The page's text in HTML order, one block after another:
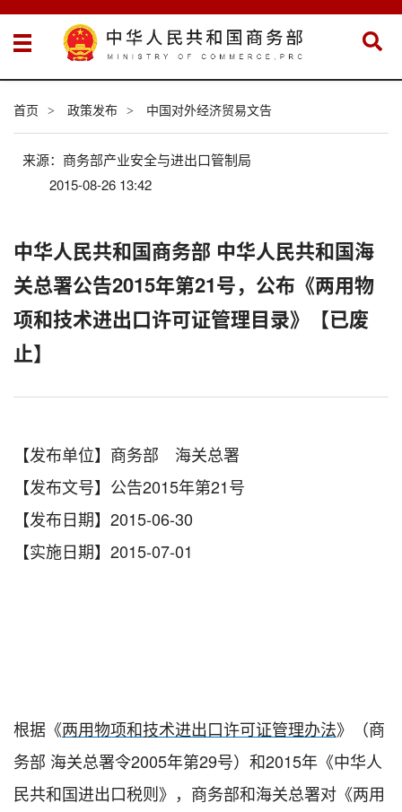
首页 > 政策发布 > 中国对外经济贸易文告
来源：商务部产业安全与进出口管制局
2015-08-26 13:42
中华人民共和国商务部 中华人民共和国海
关总署公告2015年第21号，公布《两用物
项和技术进出口许可证管理目录》【已废
止】
【发布单位】商务部 海关总署
【发布文号】公告2015年第21号
【发布日期】2015-06-30
【实施日期】2015-07-01
根据《两用物项和技术进出口许可证管理办法》（商
务部 海关总署令2005年第29号）和2015年《中华人
民共和国进出口税则》，商务部和海关总署对《两用